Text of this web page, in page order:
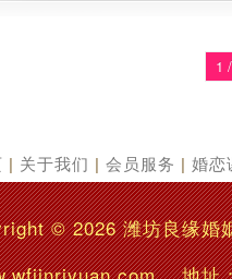
1
| 关于我们 | 会员服务 | 婚恋
© 2026潍坊良缘婚